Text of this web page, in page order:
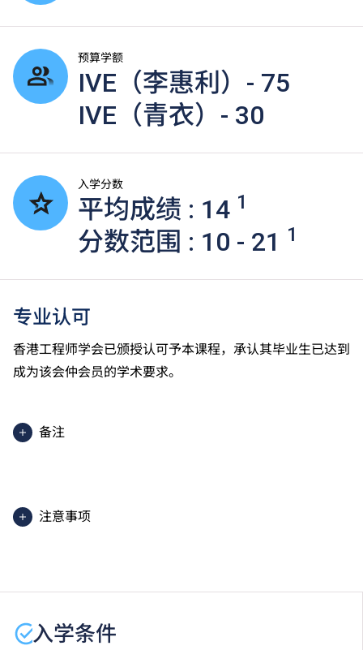
预算学额
IVE（李惠利）- 75
IVE（青衣）- 30
入学分数
平均成绩 : 14 1
分数范围 : 10 - 21 1
专业认可
香港工程师学会已颁授认可予本课程，承认其毕业生已达到
成为该会仲会员的学术要求。
备注
数。分数只供参考。（分数对应为：5**=7分；5*=6
分；5=5分；4=4分；3=3分；2=2分；1=1分）
注意事项
学生或须于其他VTC院校上课。VTC可因应情况取消任
分校／上课地点。
入学条件